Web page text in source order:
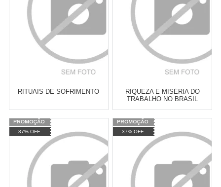
COMPRAR COMPRAR
RITUAIS DE SOFRIMENTO
Varejo:
Atacado: R$ 2.550,90 (Apenas
Revendedor)
10 x
SOCIOLOGIA DA CULTURA
COMPRAR
RIQUEZA E MISÉRIA DO
TRABALHO NO BRASIL
Varejo:
Atacado: R$ 2.550,90 (Apenas
Revendedor)
10
HISTÓRIA CULTURAL
COMPRAR
37% OFF 37% OFF